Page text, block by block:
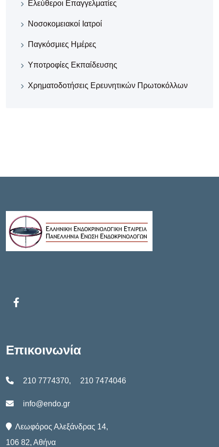
Ελεύθεροι Επαγγελματίες
Νοσοκομειακοί Iατροί
Παγκόσμιες Ημέρες
Υποτροφίες Εκπαίδευσης
Χρηματοδοτήσεις Ερευνητικών Πρωτοκόλλων
Επικοινωνία
210 7774370, 210 7474046
info@endo.gr
Λεωφόρος Αλεξάνδρας 14,
106 82, Αθήνα